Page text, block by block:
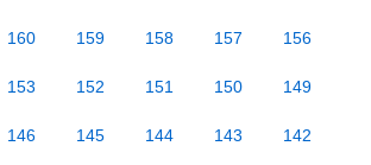
160 159 158 157 156
153 152 151 150 149
146 145 144 143 142